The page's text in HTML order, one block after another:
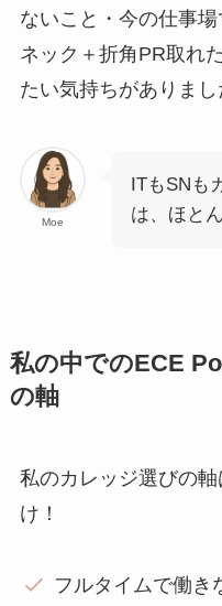
ないこと・今の仕事
ネック＋折角PR取れ
たい気持ちがありまし
Moe
ITもSNも
は、ほと
私の中でのECE
の軸
私のカレッジ選びの
け！
フルタイムで働き